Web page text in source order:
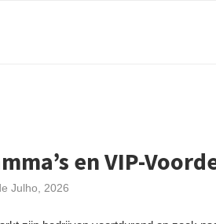
en VIP-
Julho, 2026